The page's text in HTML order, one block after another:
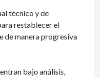
técnico y de
restablecer el
de manera progresiva
bajo análisis,